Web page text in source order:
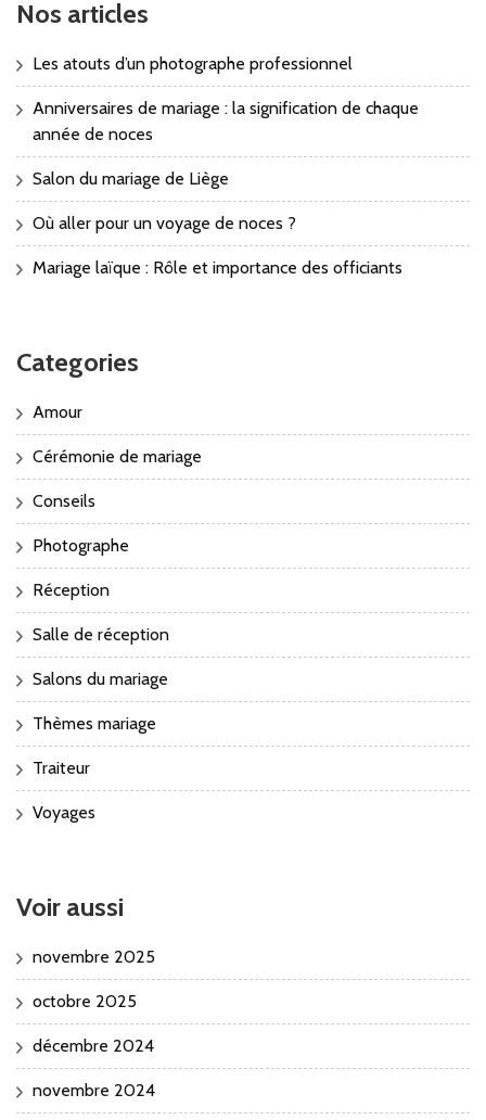
Nos articles
Les atouts d’un photographe professionnel
Anniversaires de mariage : la signification de chaque
année de noces
Salon du mariage de Liège
Où aller pour un voyage de noces ?
Mariage laïque : Rôle et importance des officiants
Categories
Amour
Cérémonie de mariage
Conseils
Photographe
Réception
Salle de réception
Salons du mariage
Thèmes mariage
Traiteur
Voyages
Voir aussi
novembre 2025
octobre 2025
décembre 2024
novembre 2024